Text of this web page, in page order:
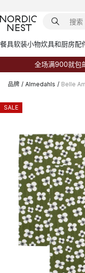
餐具软装小物炊具和厨房配
全场满900就包
品牌 / Almedahls / Belle
SALE